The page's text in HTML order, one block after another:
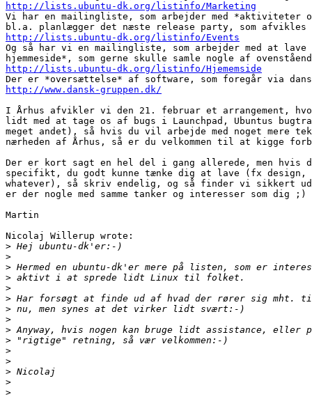
http://lists.ubuntu-dk.org/listinfo/Marketing
Vi har en mailingliste, som arbejder med *aktiviteter
http://lists.ubuntu-dk.org/listinfo/Events
Og så har vi en mailingliste, som arbejder med at lave
http://lists.ubuntu-dk.org/listinfo/Hjememside
http://www.dansk-gruppen.dk/
I Århus afvikler vi den 21. februar et arrangement,
lidt med at tage os af bugs i Launchpad, Ubuntus
meget andet), så hvis du vil arbejde med noget mere
nærheden af Århus, så er du velkommen til at kigge
Der er kort sagt en hel del i gang allerede, men hvis
specifikt, du godt kunne tænke dig at lave (fx
whatever), så skriv endelig, og så finder vi sikkert ud
er der nogle med samme tanker og interesser som dig ;)
Martin
Nicolaj Willerup wrote:
>
>
>
>
>
>
>
>
>
>
>
>
>
>
>